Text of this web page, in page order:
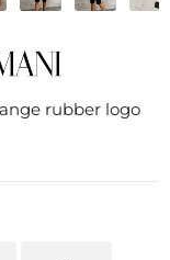
rubber logo